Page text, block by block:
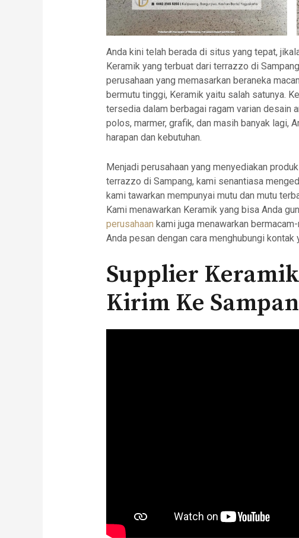
Anda kini telah berada di situs yang tepat,
Keramik yang terbuat dari terrazzo di
perusahaan yang memasarkan beraneka
bermutu tinggi, Keramik yaitu salah satunya.
tersedia dalam berbagai ragam varian desain
polos, marmer, grafik, dan masih banyak lagi,
harapan dan kebutuhan.
Menjadi perusahaan yang menyediakan
terrazzo di Sampang, kami senantiasa
kami tawarkan mempunyai mutu dan mutu
Kami menawarkan Keramik yang bisa Anda
perusahaan kami juga menawarkan
Anda pesan dengan cara menghubungi
Supplier
Kirim Ke